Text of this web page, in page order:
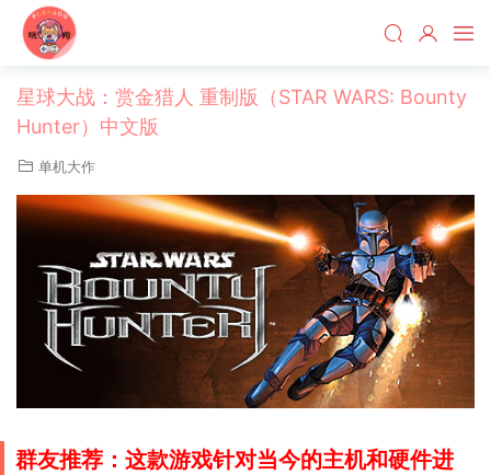
星球大战：赏金猎人 重制版（STAR WARS: Bounty
Hunter）中文版
单机大作
群友推荐：这款游戏针对当今的主机和硬件进